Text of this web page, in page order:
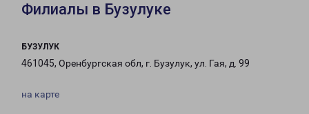
Филиалы в Бузулуке
БУЗУЛУК
461045, Оренбургская обл, г. Бузулук, ул. Гая, д. 99
на карте